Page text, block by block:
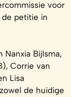
voor
de petitie in
Nanxia Bijlsma,
Corrie van
Lisa
de huidige